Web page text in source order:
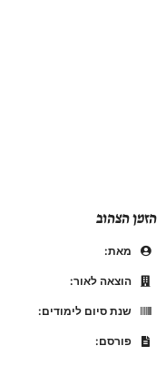
הזמן הצהוב
מאת:
הוצאה לאור:
שנת סיום לימודים:
פורסם: